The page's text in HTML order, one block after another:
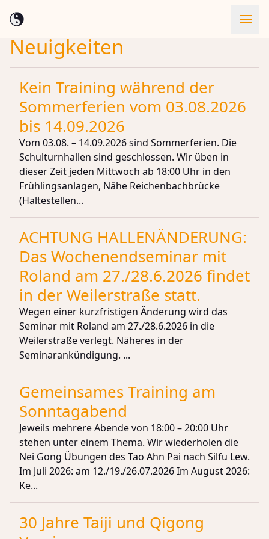
Skip to content
Neuigkeiten
Kein Training während der
Sommerferien vom 03.08.2026
bis 14.09.2026
Vom 03.08. – 14.09.2026 sind Sommerferien. Die
Schulturnhallen sind geschlossen. Wir üben in
dieser Zeit jeden Mittwoch ab 18:00 Uhr in den
Frühlingsanlagen, Nähe Reichenbachbrücke
(Haltestellen...
ACHTUNG HALLENÄNDERUNG:
Das Wochenendseminar mit
Roland am 27./28.6.2026 findet
in der Weilerstraße statt.
Wegen einer kurzfristigen Änderung wird das
Seminar mit Roland am 27./28.6.2026 in die
Weilerstraße verlegt. Näheres in der
Seminarankündigung. ...
Gemeinsames Training am
Sonntagabend
Jeweils mehrere Abende von 18:00 – 20:00 Uhr
stehen unter einem Thema. Wir wiederholen die
Nei Gong Übungen des Tao Ahn Pai nach Silfu Lew.
Im Juli 2026: am 12./19./26.07.2026 Im August 2026:
Ke...
30 Jahre Taiji und Qigong